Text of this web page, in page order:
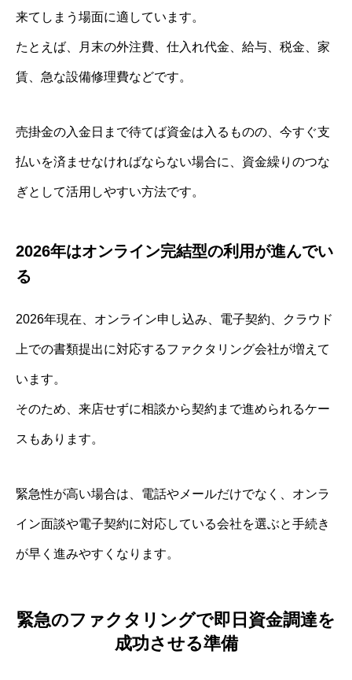
来てしまう場面に適しています。
たとえば、月末の外注費、仕入れ代金、給与、税金、家
賃、急な設備修理費などです。
売掛金の入金日まで待てば資金は入るものの、今すぐ支
払いを済ませなければならない場合に、資金繰りのつな
ぎとして活用しやすい方法です。
2026年はオンライン完結型の利用が進んでい
る
2026年現在、オンライン申し込み、電子契約、クラウド
上での書類提出に対応するファクタリング会社が増えて
います。
そのため、来店せずに相談から契約まで進められるケー
スもあります。
緊急性が高い場合は、電話やメールだけでなく、オンラ
イン面談や電子契約に対応している会社を選ぶと手続き
が早く進みやすくなります。
緊急のファクタリングで即日資金調達を
成功させる準備